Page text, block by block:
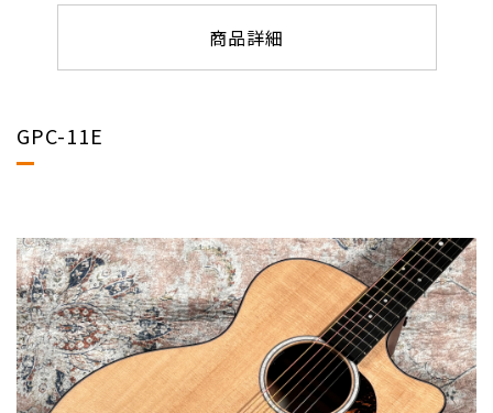
商品詳細
GPC-11E